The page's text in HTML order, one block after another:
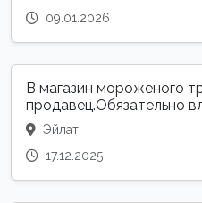
09.01.2026
В магазин мороженого
продавец.Обязательно
Эйлат
17.12.2025